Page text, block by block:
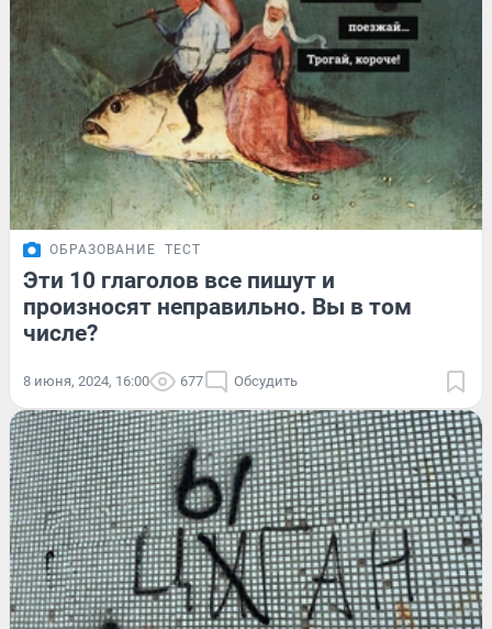
ОБРАЗОВАНИЕ ТЕСТ
Эти 10 глаголов все пишут и
произносят неправильно. Вы в том
числе?
8 июня, 2024, 16:00 677 Обсудить